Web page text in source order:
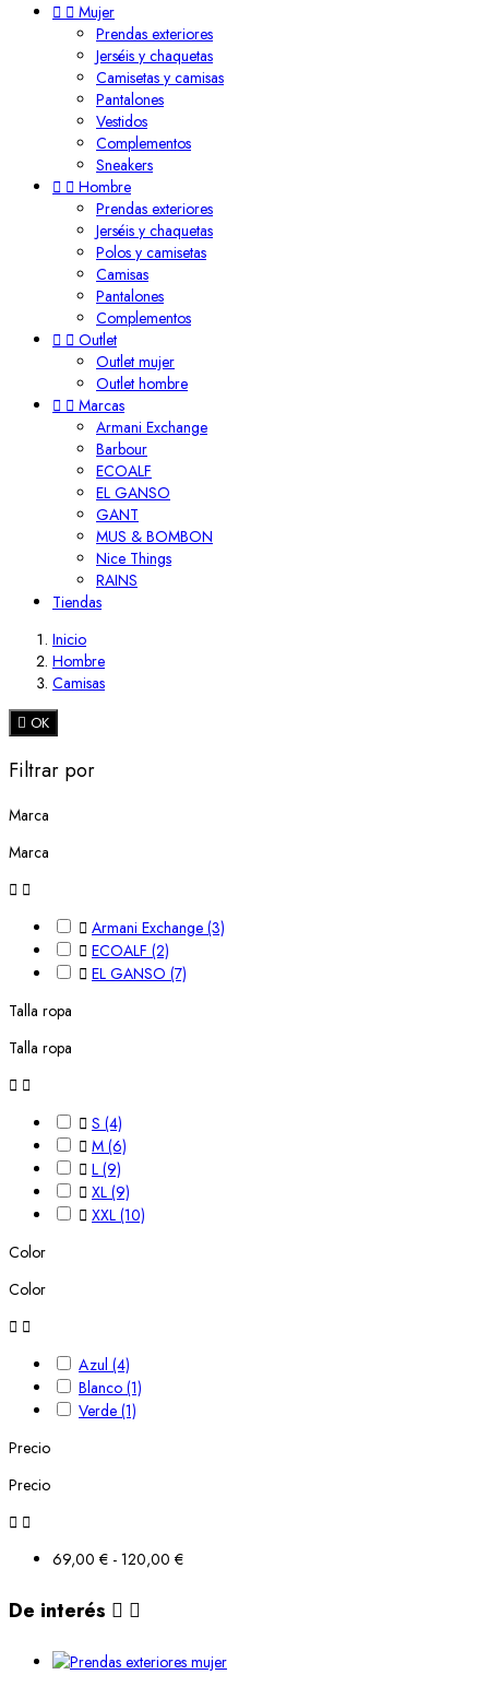
  Mujer
Prendas exteriores
Jerséis y chaquetas
Camisetas y camisas
Pantalones
Vestidos
Complementos
Sneakers
  Hombre
Prendas exteriores
Jerséis y chaquetas
Polos y camisetas
Camisas
Pantalones
Complementos
  Outlet
Outlet mujer
Outlet hombre
  Marcas
Armani Exchange
Barbour
ECOALF
EL GANSO
GANT
MUS & BOMBON
Nice Things
RAINS
Tiendas
Inicio
Hombre
Camisas
 OK
Filtrar por
Marca
Marca
 
 Armani Exchange (3)
 ECOALF (2)
 EL GANSO (7)
Talla ropa
Talla ropa
 
 S (4)
 M (6)
 L (9)
 XL (9)
 XXL (10)
Color
Color
 
Azul (4)
Blanco (1)
Verde (1)
Precio
Precio
 
69,00 € - 120,00 €
De interés  